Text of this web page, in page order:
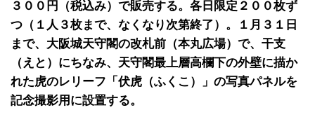
３００円（税込み）で販売する。各日限定２００枚ず
つ（１人３枚まで、なくなり次第終了）。１月３１日
まで、大阪城天守閣の改札前（本丸広場）で、干支
（えと）にちなみ、天守閣最上層高欄下の外壁に描か
れた虎のレリーフ「伏虎（ふくこ）」の写真パネルを
記念撮影用に設置する。